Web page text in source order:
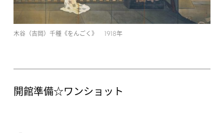
木谷（吉岡）千種《をんごく》 1918年
開館準備☆ワンショット